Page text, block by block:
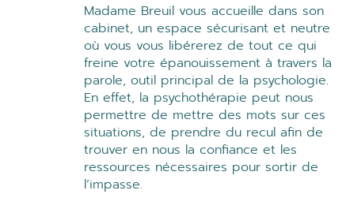
Madame Breuil vous accueille dans son
cabinet, un espace sécurisant et neutre
où vous vous libérerez de tout ce qui
freine votre épanouissement à travers la
parole, outil principal de la psychologie.
En effet, la psychothérapie peut nous
permettre de mettre des mots sur ces
situations, de prendre du recul afin de
trouver en nous la confiance et les
ressources nécessaires pour sortir de
l’impasse.